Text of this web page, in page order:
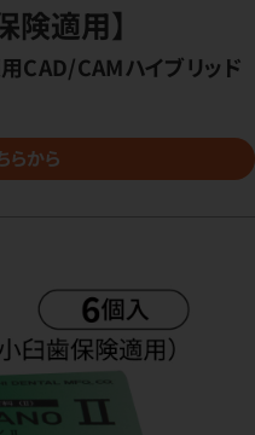
険適用】
CAD/CAMハイブリッド
らから